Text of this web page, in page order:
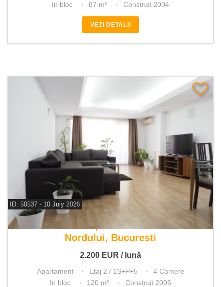
In bloc
87 m² Construit 2004
VEZI DETALII
ID: 50537 - 10 July 2026
De inchiriat apartament 4 camere
Nordului, Bucuresti
2.200 EUR / lună
Apartament Etaj 2 / 1S+P+5
4 Camere
In bloc
120 m² Construit 2005